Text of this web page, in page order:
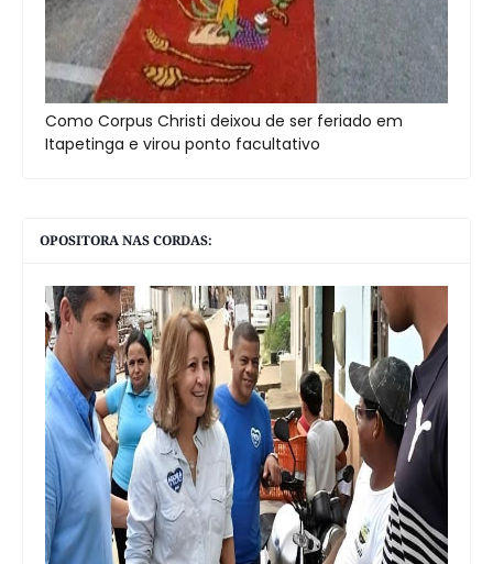
Como Corpus Christi deixou de ser feriado em
Itapetinga e virou ponto facultativo
OPOSITORA NAS CORDAS: